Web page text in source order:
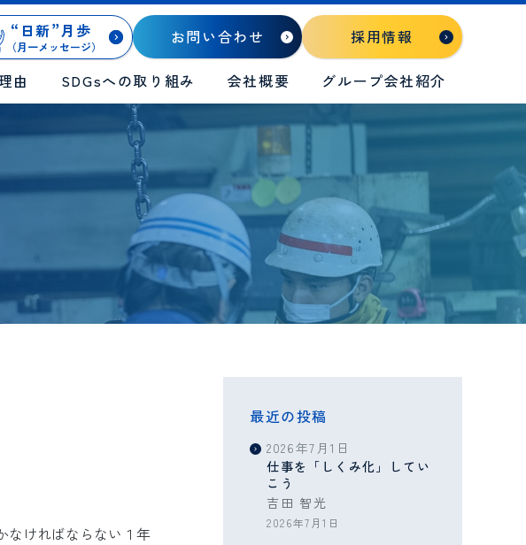
“ 日新”月歩
（月一メッセージ） お問い合わせ 採用情報
由 SDGsへの取り組み 会社概要 グループ会社紹介
最近の投稿
2026年7月1日
仕事を「しくみ化」してい
こう
吉田 智光
2026年7月1日
なければならない１年